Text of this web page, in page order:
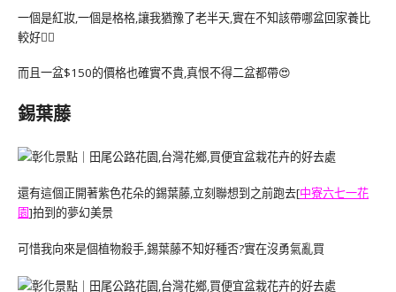
一個是紅妝,一個是格格,讓我猶豫了老半天,實在不知該帶哪盆回家養比
較好🤷‍♀️
而且一盆$150的價格也確實不貴,真恨不得二盆都帶😍
錫葉藤
還有這個正開著紫色花朵的錫葉藤,立刻聯想到之前跑去[中寮六七一花
園]拍到的夢幻美景
可惜我向來是個植物殺手,錫葉藤不知好種否?實在沒勇氣亂買